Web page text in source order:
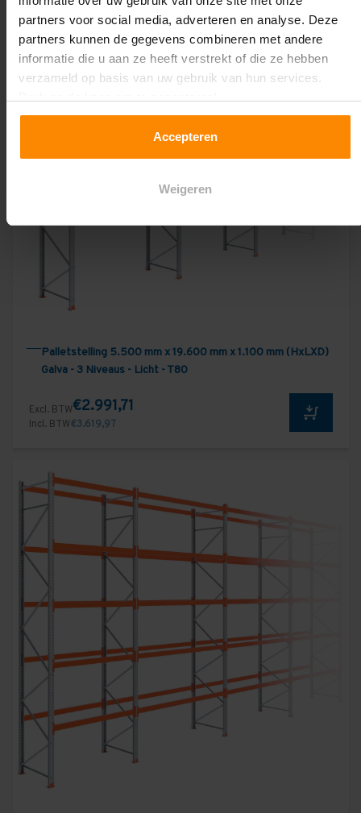
partners voor social media, adverteren en analyse. Deze
partners kunnen de gegevens combineren met andere
informatie die u aan ze heeft verstrekt of die ze hebben
verzameld op basis van uw gebruik van hun services.
Accepteren
Weigeren
Palletstelling 5.500 mm x 19.600 mm x 1.100 mm (HxLXD)
Galva - 3 Niveaus - Licht - T80
Excl. BTW€2.991,71
Incl. BTW€3.619,97